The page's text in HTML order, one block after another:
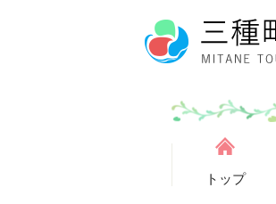
トップ